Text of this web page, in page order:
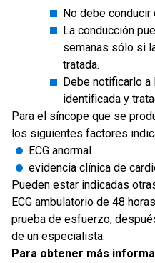
No debe conducir
La conducción
semanas sólo si
tratada.
Debe notificarlo a
identificada y
Para el síncope que se
los siguientes factores
ECG anormal
evidencia clínica de
Pueden estar indicadas
ECG ambulatorio de 48
prueba de esfuerzo,
de un especialista.
Para obtener más